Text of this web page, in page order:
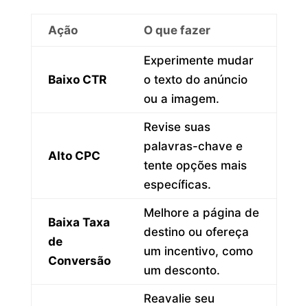
Ação O que fazer
Baixo CTR
Experimente mudar
o texto do anúncio
ou a imagem.
Alto CPC
Revise suas
palavras-chave e
tente opções mais
específicas.
Baixa Taxa
de
Conversão
Melhore a página de
destino ou ofereça
um incentivo, como
um desconto.
Reavalie seu